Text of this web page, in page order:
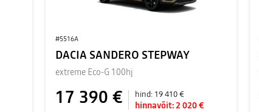
#5516A
DACIA SANDERO STEPWAY
extreme Eco-G 100hj
17 390 € hind: 19 410 €
hinnavõit:2 020 €